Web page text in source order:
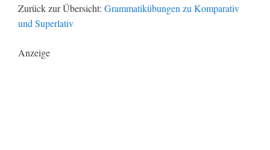
Zurück zur Übersicht: Grammatikübungen zu Komparativ
und Superlativ
Anzeige